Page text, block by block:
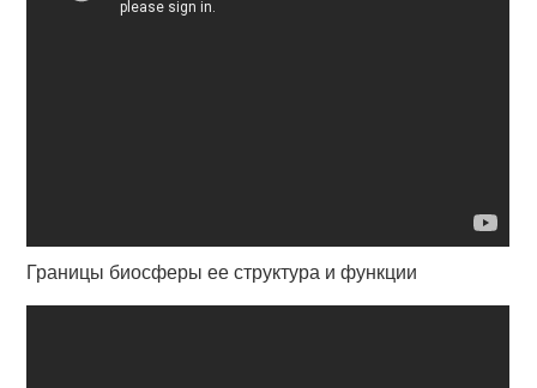
Границы биосферы ее структура и функции